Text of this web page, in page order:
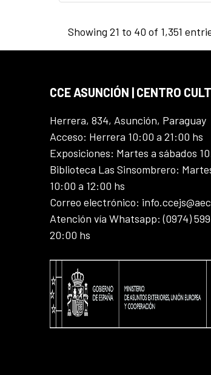
Showing 21 to 40 of 1,351
CCE ASUNCIÓN | CENTRO
Herrera, 834, Asunción, Paraguay
Acceso: Herrera 10:00 a 21:00 hs
Exposiciones: Martes a sábados
Biblioteca Las Sinsombrero:
10:00 a 12:00 hs
Correo electrónico:
Atención vía Whatsapp: (0974)
20:00 hs